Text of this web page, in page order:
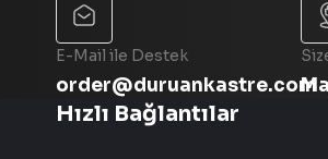
E-Mail ile Destek
order@duruankastre.com
Hızlı Bağlantılar